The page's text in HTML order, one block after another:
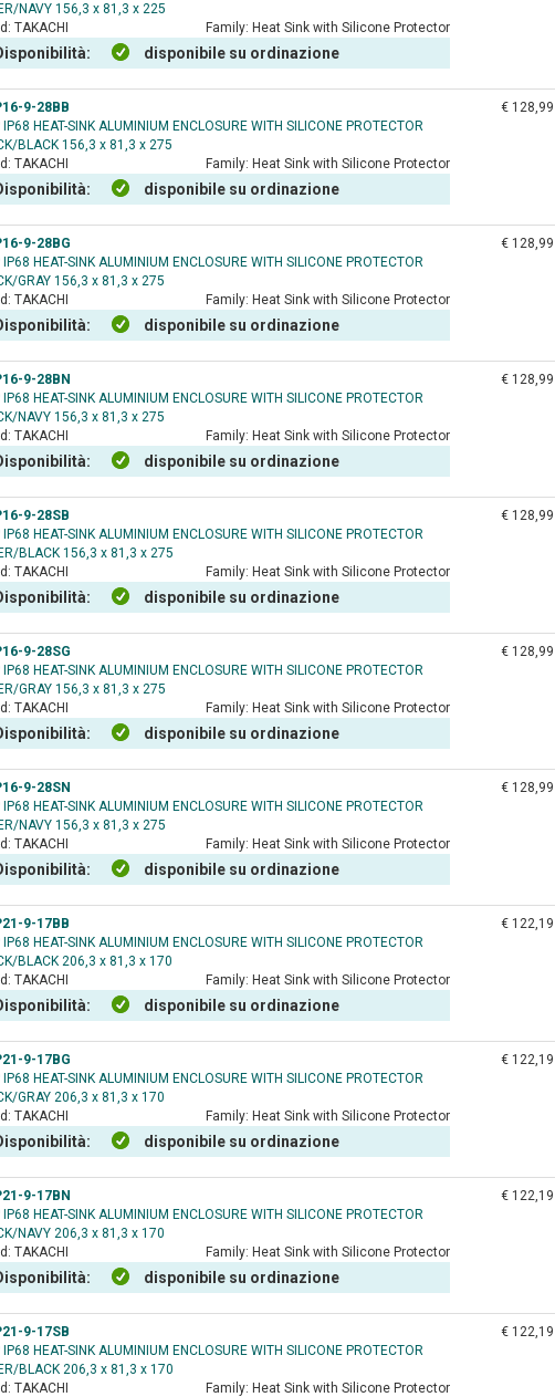
NAVY 156,3 x 81,3 x 225
TAKACHI Family: Heat Sink with Silicone Protector
disponibile su ordinazione
9-28BB
HEAT-SINK ALUMINIUM ENCLOSURE WITH SILICONE PROTECTOR
BLACK 156,3 x 81,3 x 275
TAKACHI Family: Heat Sink with Silicone Protector
disponibile su ordinazione
€ 128,99
9-28BG
HEAT-SINK ALUMINIUM ENCLOSURE WITH SILICONE PROTECTOR
GRAY 156,3 x 81,3 x 275
TAKACHI Family: Heat Sink with Silicone Protector
disponibile su ordinazione
€ 128,99
9-28BN
HEAT-SINK ALUMINIUM ENCLOSURE WITH SILICONE PROTECTOR
NAVY 156,3 x 81,3 x 275
TAKACHI Family: Heat Sink with Silicone Protector
disponibile su ordinazione
€ 128,99
9-28SB
HEAT-SINK ALUMINIUM ENCLOSURE WITH SILICONE PROTECTOR
BLACK 156,3 x 81,3 x 275
TAKACHI Family: Heat Sink with Silicone Protector
disponibile su ordinazione
€ 128,99
9-28SG
HEAT-SINK ALUMINIUM ENCLOSURE WITH SILICONE PROTECTOR
GRAY 156,3 x 81,3 x 275
TAKACHI Family: Heat Sink with Silicone Protector
disponibile su ordinazione
€ 128,99
9-28SN
HEAT-SINK ALUMINIUM ENCLOSURE WITH SILICONE PROTECTOR
NAVY 156,3 x 81,3 x 275
TAKACHI Family: Heat Sink with Silicone Protector
disponibile su ordinazione
€ 128,99
9-17BB
HEAT-SINK ALUMINIUM ENCLOSURE WITH SILICONE PROTECTOR
BLACK 206,3 x 81,3 x 170
TAKACHI Family: Heat Sink with Silicone Protector
disponibile su ordinazione
€ 122,19
9-17BG
HEAT-SINK ALUMINIUM ENCLOSURE WITH SILICONE PROTECTOR
GRAY 206,3 x 81,3 x 170
TAKACHI Family: Heat Sink with Silicone Protector
disponibile su ordinazione
€ 122,19
9-17BN
HEAT-SINK ALUMINIUM ENCLOSURE WITH SILICONE PROTECTOR
NAVY 206,3 x 81,3 x 170
TAKACHI Family: Heat Sink with Silicone Protector
disponibile su ordinazione
€ 122,19
9-17SB
HEAT-SINK ALUMINIUM ENCLOSURE WITH SILICONE PROTECTOR
BLACK 206,3 x 81,3 x 170
TAKACHI Family: Heat Sink with Silicone Protector
€ 122,19